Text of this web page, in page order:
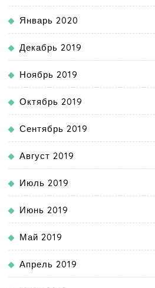
Январь 2020
Декабрь 2019
Ноябрь 2019
Октябрь 2019
Сентябрь 2019
Август 2019
Июль 2019
Июнь 2019
Май 2019
Апрель 2019